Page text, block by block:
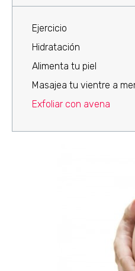
Ejercicio
Hidratación
Alimenta tu piel
Masajea tu vientre a
Exfoliar con avena